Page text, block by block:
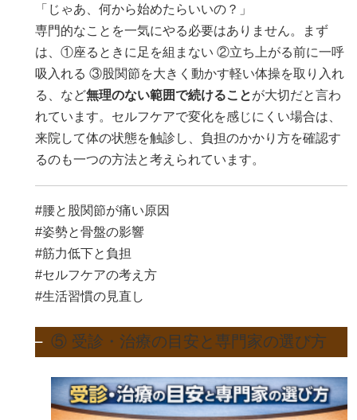
「じゃあ、何から始めたらいいの？」
専門的なことを一気にやる必要はありません。まず
は、①座るときに足を組まない ②立ち上がる前に一呼
吸入れる ③股関節を大きく動かす軽い体操を取り入れ
る、など無理のない範囲で続けることが大切だと言わ
れています。セルフケアで変化を感じにくい場合は、
来院して体の状態を触診し、負担のかかり方を確認す
るのも一つの方法と考えられています。
#腰と股関節が痛い原因
#姿勢と骨盤の影響
#筋力低下と負担
#セルフケアの考え方
#生活習慣の見直し
⑤ 受診・治療の目安と専門家の選び方